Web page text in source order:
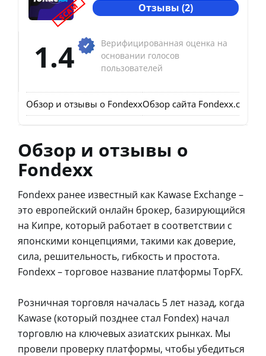
SCAM Отзывы (2)
1.4
Верифицированная оценка на
основании голосов
пользователей
Обзор и отзывы о FondexxОбзор сайта Fondexx.com
Обзор и отзывы о
Fondexx
Fondexx ранее известный как Kawase Exchange –
это европейский онлайн брокер, базирующийся
на Кипре, который работает в соответствии с
японскими концепциями, такими как доверие,
сила, решительность, гибкость и простота.
Fondexx – торговое название платформы TopFX.
Розничная торговля началась 5 лет назад, когда
Kawase (который позднее стал Fondex) начал
торговлю на ключевых азиатских рынках. Мы
провели проверку платформы, чтобы убедиться